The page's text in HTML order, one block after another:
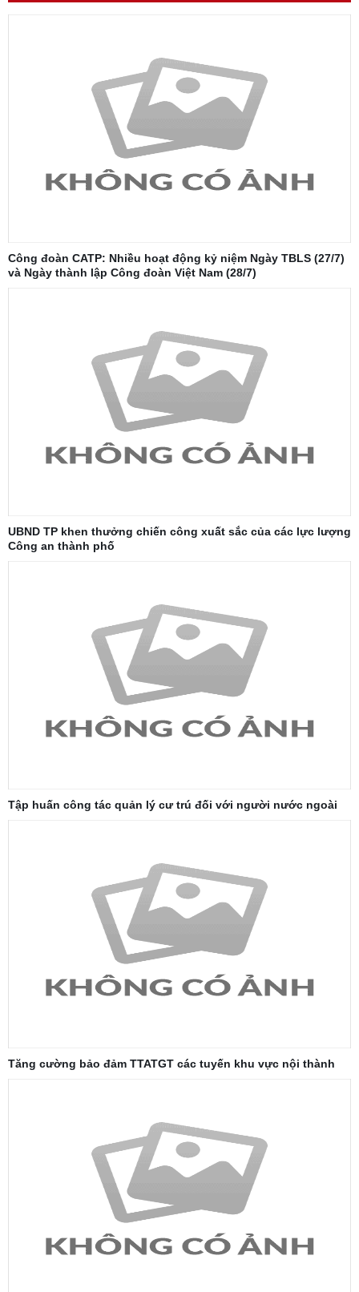
Công đoàn CATP: Nhiều hoạt động kỷ niệm Ngày TBLS (27/7)
và Ngày thành lập Công đoàn Việt Nam (28/7)
UBND TP khen thưởng chiến công xuất sắc của các lực lượng
Công an thành phố
Tập huấn công tác quản lý cư trú đối với người nước ngoài
Tăng cường bảo đảm TTATGT các tuyến khu vực nội thành